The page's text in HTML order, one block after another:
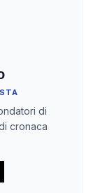
di
cronaca